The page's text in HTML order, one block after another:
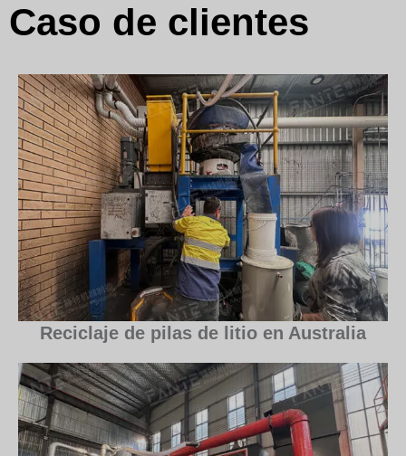
Caso de clientes
Reciclaje de pilas de litio en Australia